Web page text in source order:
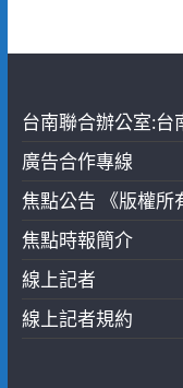
台南聯合辦公室:台
廣告合作專線
焦點公告 《版權所
焦點時報簡介
線上記者
線上記者規約